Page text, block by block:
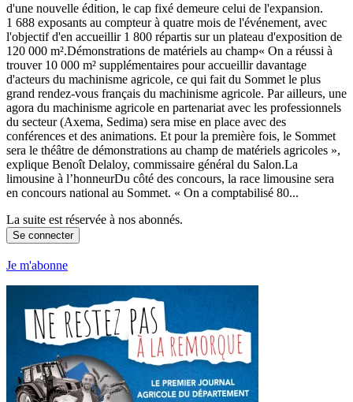
d'une nouvelle édition, le cap fixé demeure celui de l'expansion.
1 688 exposants au compteur à quatre mois de l'événement, avec
l'objectif d'en accueillir 1 800 répartis sur un plateau d'exposition de
120 000 m².Démonstrations de matériels au champ« On a réussi à
trouver 10 000 m² supplémentaires pour accueillir davantage
d'acteurs du machinisme agricole, ce qui fait du Sommet le plus
grand rendez-vous français du machinisme agricole. Par ailleurs, une
agora du machinisme agricole en partenariat avec les professionnels
du secteur (Axema, Sedima) sera mise en place avec des
conférences et des animations. Et pour la première fois, le Sommet
sera le théâtre de démonstrations au champ de matériels agricoles »,
explique Benoît Delaloy, commissaire général du Salon.La
limousine à l’honneurDu côté des concours, la race limousine sera
en concours national au Sommet. « On a comptabilisé 80...
La suite est réservée à nos abonnés.
Se connecter
Je m'abonne